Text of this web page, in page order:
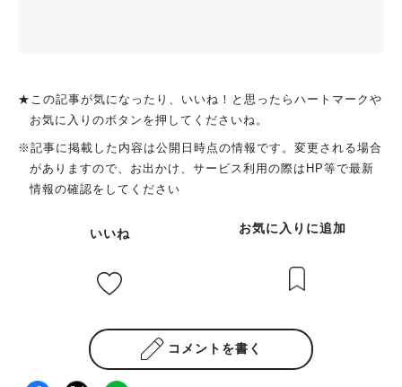
★この記事が気になったり、いいね！と思ったらハートマークや
お気に入りのボタンを押してくださいね。
※記事に掲載した内容は公開日時点の情報です。変更される場合
がありますので、お出かけ、サービス利用の際はHP等で最新
情報の確認をしてください
いいね お気に入りに追加
コメントを書く